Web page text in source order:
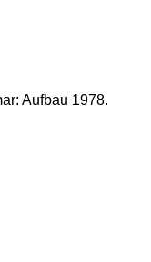
Aufbau 1978.